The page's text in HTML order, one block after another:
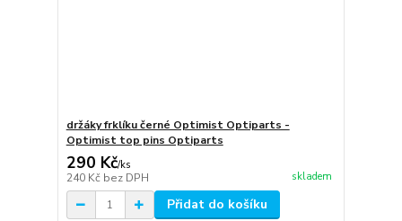
držáky frklíku černé Optimist Optiparts -
Optimist top pins Optiparts
290 Kč/ks
240 Kč bez DPH skladem
Přidat do košíku